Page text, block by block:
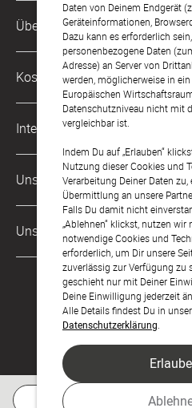
Daten von Deinem Endgerät
Geräteinformationen,
Dazu kann es erforderlich
personenbezogene Daten
Adresse) an Server von
werden, möglicherweise in
Europäischen
Datenschutzniveau nicht mit
vergleichbar ist.
Indem Du auf „Erlauben“
Nutzung dieser Cookies und
Verarbeitung Deiner Daten
Übermittlung an unsere
Falls Du damit nicht
„Ablehnen“ klickst, nutzen wir
notwendige Cookies und
erforderlich, um Dir unsere
zuverlässig zur Verfügung zu
geschieht nur mit Deiner
Deine Einwilligung jederzeit
Alle Details findest Du in
Datenschutzerklärung
Kostenlose
Kundenservice-Hotline
0221 956 725 10
Mo. - Fr. von 9 bis 17 Uhr
kontakt@sendmoments.de
Über Uns
Philosophie
Karriere
Impressum
AGB & Widerrufsrecht
Zahlung & Versand
Datenschutz
Barrierefreiheitserklärung
LLM's
Kostenlose Services
Musterkarten
Digitale Fotoalben
Digitale Gästelisten
FAQ & Hilfe
International
Österreich
Schweiz
Frankreich
Unsere Zahlungsarten
Unsere Partner
Feier den